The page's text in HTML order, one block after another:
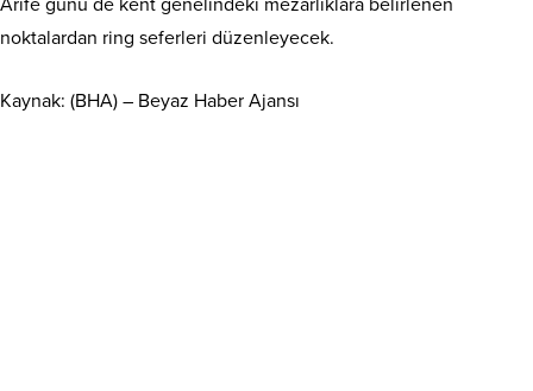
Arife günü de kent genelindeki mezarlıklara belirlenen
noktalardan ring seferleri düzenleyecek.
Kaynak: (BHA) – Beyaz Haber Ajansı